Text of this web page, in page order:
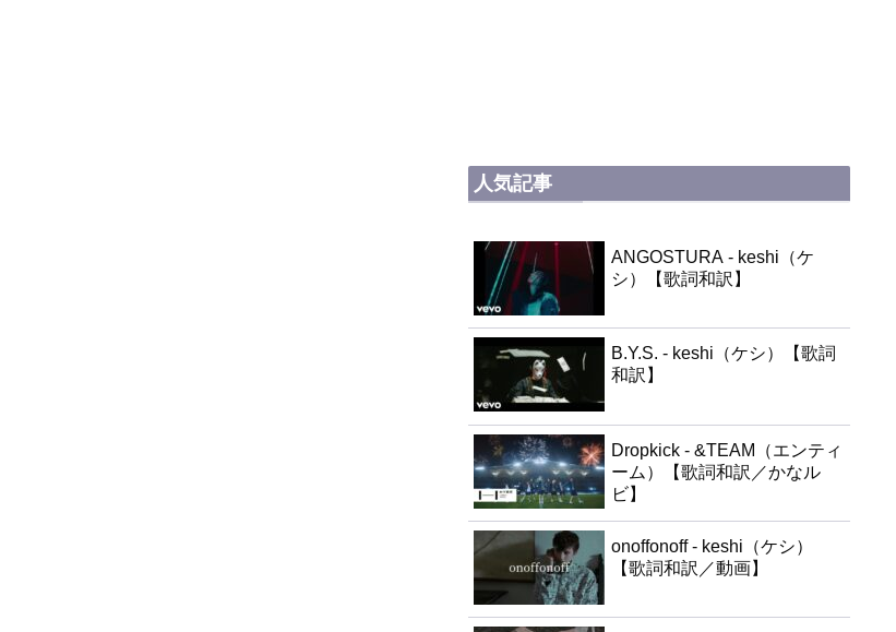
人気記事
ANGOSTURA - keshi（ケ
シ）【歌詞和訳】
B.Y.S. - keshi（ケシ）【歌詞
和訳】
Dropkick - &TEAM（エンティ
ーム）【歌詞和訳／かなル
ビ】
onoffonoff - keshi（ケシ）
【歌詞和訳／動画】